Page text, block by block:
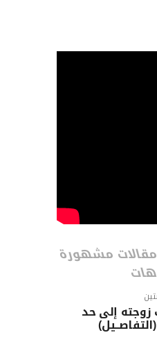
مقالات مشهورة
زوجته إلى حد